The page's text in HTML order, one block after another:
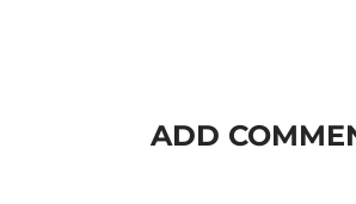
ADD